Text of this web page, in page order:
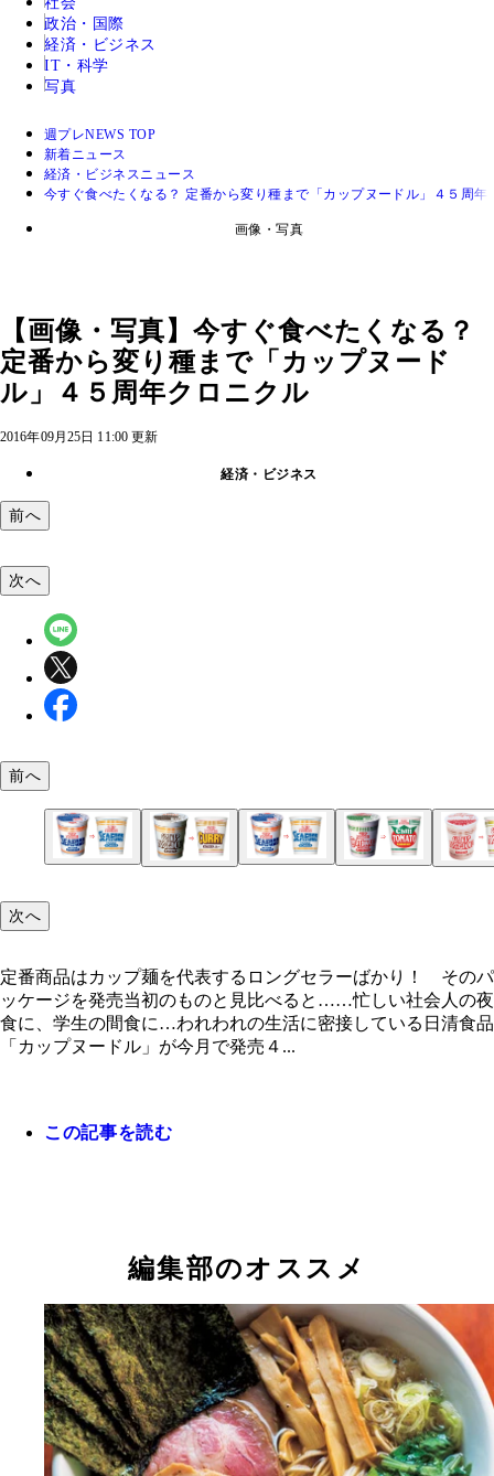
政治・国際
経済・ビジネス
IT・科学
写真
週プレNEWS TOP
新着ニュース
経済・ビジネスニュース
今すぐ食べたくなる？ 定番から変り種まで「カップヌードル」４５周年
画像・写真
【画像・写真】今すぐ食べたくなる？
定番から変り種まで「カップヌード
ル」４５周年クロニクル
2016年09月25日 11:00 更新
経済・ビジネス
前へ
定番商品はカップ麺を代表するロングセラーば
おなじみのロゴだが、実は初期のものから少しだ
次へ
前へ
次へ
定番商品はカップ麺を代表するロングセラーばかり！ そのパ
ッケージを発売当初のものと見比べると……忙しい社会人の夜
食に、学生の間食に…われわれの生活に密接している日清食品
「カップヌードル」が今月で発売４...
この記事を読む
編集部のオススメ